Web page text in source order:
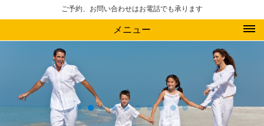
ご予約、お問い合わせはお電話でも承ります
メニュー